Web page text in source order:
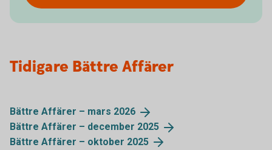
Tidigare Bättre Affärer
Bättre Affärer – mars 2026
Bättre Affärer – december 2025
Bättre Affärer – oktober 2025